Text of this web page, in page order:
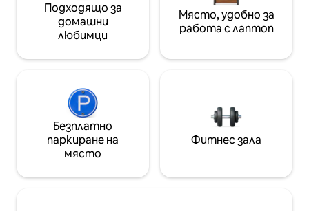
Подходящо за
домашни
любимци
Място, удобно за
работа с лаптоп
Безплатно
паркиране на
място
Фитнес зала